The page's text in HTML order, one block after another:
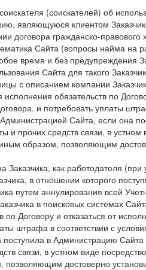
(соискателей) об
являющуюся клиентом
договора гражданско-
Сайта (вопросы найма на
время и без предупреждения
Сайта для такого
с описанием компании
обязательств по
и потребовать уплаты
Сайта, если она
прочих средств связи, в
образом, позволяющим
как работодателя (при
в отношении которого
путем аннулирования всей
в поисковых системах
Договору и отказаться от
штрафа в соответствии с
поступила в Администрацию
связи, в устном виде
достоверно